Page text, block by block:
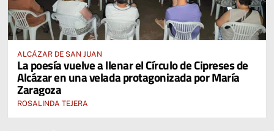
ALCÁZAR DE SAN JUAN
La poesía vuelve a llenar el Círculo de Cipreses de
Alcázar en una velada protagonizada por María
Zaragoza
ROSALINDA TEJERA